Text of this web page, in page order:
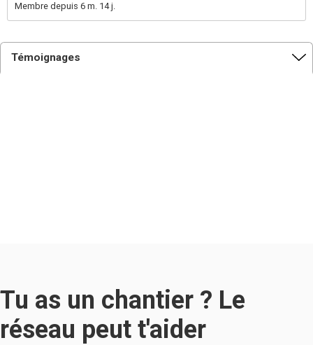
Membre depuis 6 m. 14 j.
Témoignages
Tu as un chantier ? Le
réseau peut t'aider